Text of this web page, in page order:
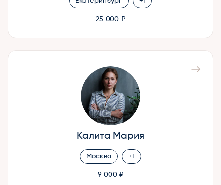
25 000 ₽
Калита Мария
Москва +1
9 000 ₽